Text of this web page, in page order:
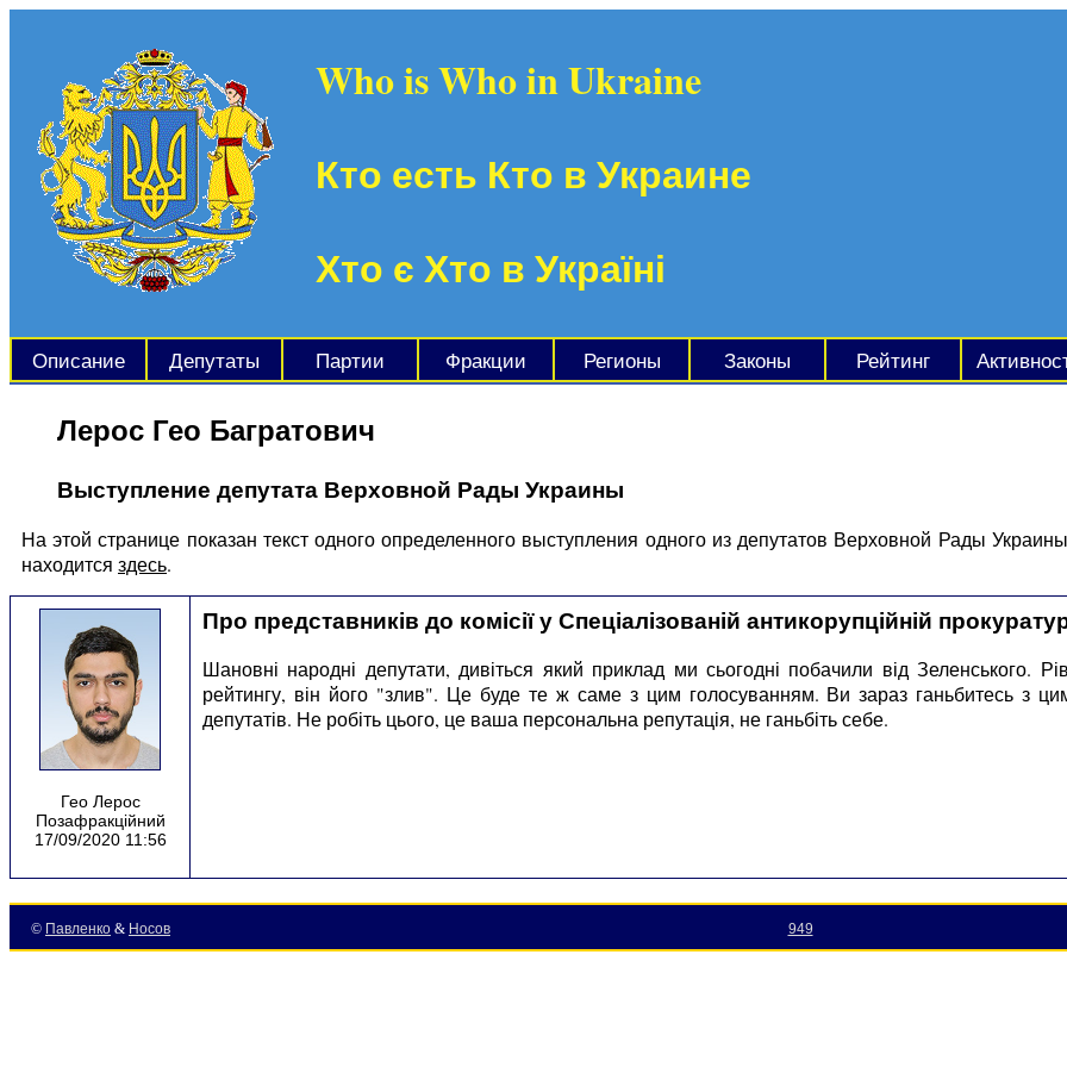
Who is Who in Ukraine
Кто есть Кто в Украине
Хто є Хто в Україні
Описание Депутаты Партии Фракции Регионы Законы Рейтинг
Лерос Гео Багратович
Выступление депутата Верховной Рады Украины
На этой странице показан текст одного определенного выступления одного из депутатов Верховной Рады
находится здесь.
Гео Лерос
Позафракційний
17/09/2020 11:56
Про представників до комісії у Спеціалізованій антикорупційній
Шановні народні депутати, дивіться який приклад ми сьогодні побачили від Зеленського.
рейтингу, він його "злив". Це буде те ж саме з цим голосуванням. Ви зараз ганьбитесь з
депутатів. Не робіть цього, це ваша персональна репутація, не ганьбіть себе.
© Павленко & Носов 949